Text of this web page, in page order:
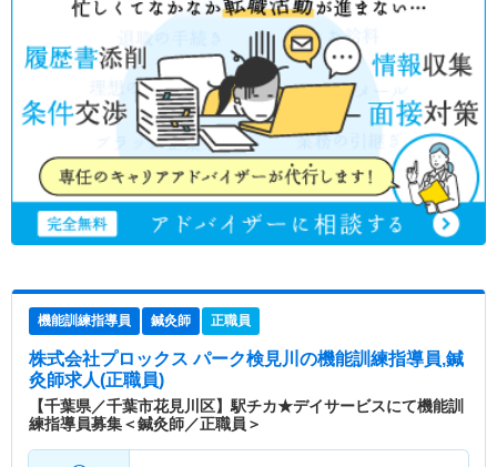
機能訓練指導員 鍼灸師 正職員
株式会社プロックス パーク検見川 の機能訓練指導員,鍼
灸師求人(正職員)
【千葉県／千葉市花見川区】駅チカ★デイサービスにて機能訓
練指導員募集＜鍼灸師／正職員＞